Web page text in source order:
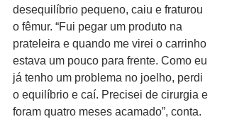
desequilíbrio pequeno, caiu e fraturou
o fêmur. “Fui pegar um produto na
prateleira e quando me virei o carrinho
estava um pouco para frente. Como eu
já tenho um problema no joelho, perdi
o equilíbrio e caí. Precisei de cirurgia e
foram quatro meses acamado”, conta.